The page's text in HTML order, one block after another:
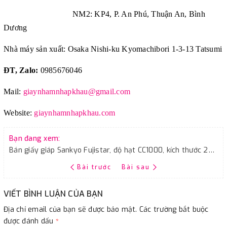
NM2: KP4, P. An Phú, Thuận An, Bình
Dương
Nhà máy sản xuất: Osaka Nishi-ku Kyomachibori 1-3-13 Tatsumi
ĐT, Zalo: 0985676046
Mail: giaynhamnhapkhau@gmail.com
Website: giaynhamnhapkhau.com
Bạn đang xem:
Bán giấy giáp Sankyo Fujistar, độ hạt CC1000, kích thước 230mmx280mm
Bài trước Bài sau
VIẾT BÌNH LUẬN CỦA BẠN
Địa chỉ email của bạn sẽ được bảo mật. Các trường bắt buộc
được đánh dấu *